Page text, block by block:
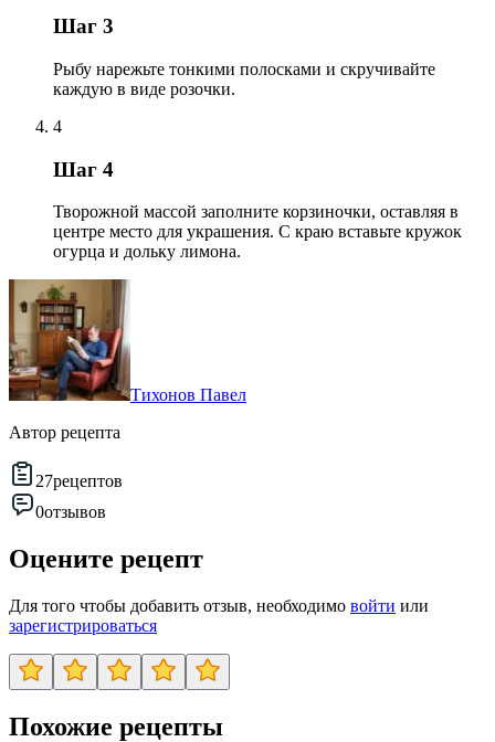
Шаг 3
Рыбу нарежьте тонкими полосками и скручивайте
каждую в виде розочки.
4
Шаг 4
Творожной массой заполните корзиночки, оставляя в
центре место для украшения. С краю вставьте кружок
огурца и дольку лимона.
Тихонов Павел
Автор рецепта
27рецептов
0отзывов
Оцените рецепт
Для того чтобы добавить отзыв, необходимо войти или
зарегистрироваться
Похожие рецепты